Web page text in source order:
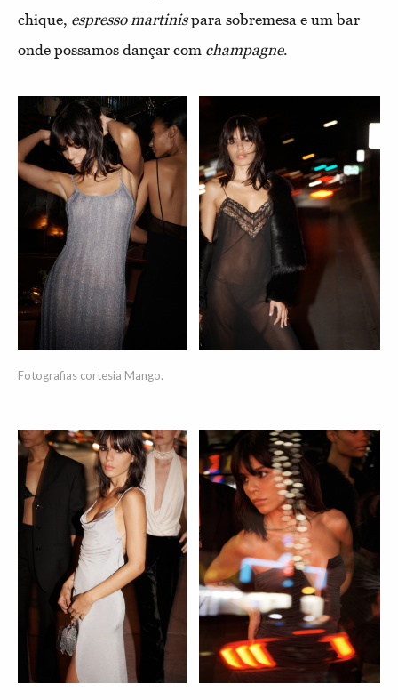
chique, espresso martinispara sobremesa e um bar
onde possamos dançar com champagne.
Fotografias cortesia Mango.